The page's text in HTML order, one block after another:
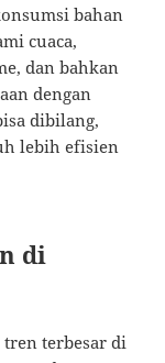
bahan
cuaca,
dan bahkan
dengan
dibilang,
lebih efisien
di
tren terbesar di